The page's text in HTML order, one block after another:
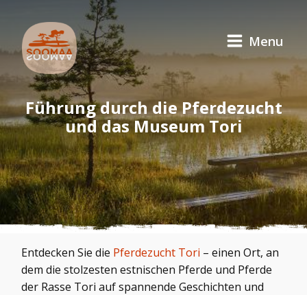
Menu
Führung durch die Pferdezucht
und das Museum Tori
Entdecken Sie die Pferdezucht Tori – einen Ort, an
dem die stolzesten estnischen Pferde und Pferde
der Rasse Tori auf spannende Geschichten und